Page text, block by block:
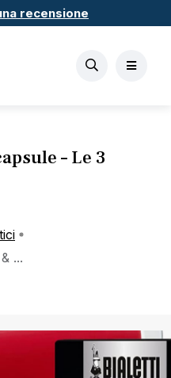
recensione
– Le 3
...